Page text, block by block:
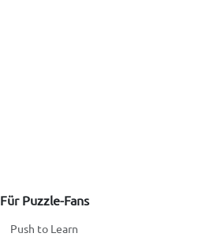
Für Puzzle-Fans
Push to Learn